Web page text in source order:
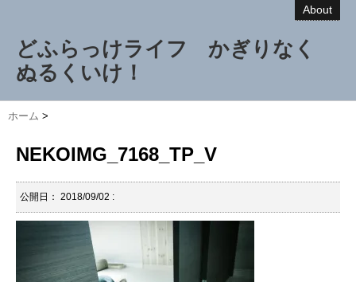
About
どふらっけライフ かぎりなく
ぬるくいけ！
ホーム >
NEKOIMG_7168_TP_V
公開日： 2018/09/02 :